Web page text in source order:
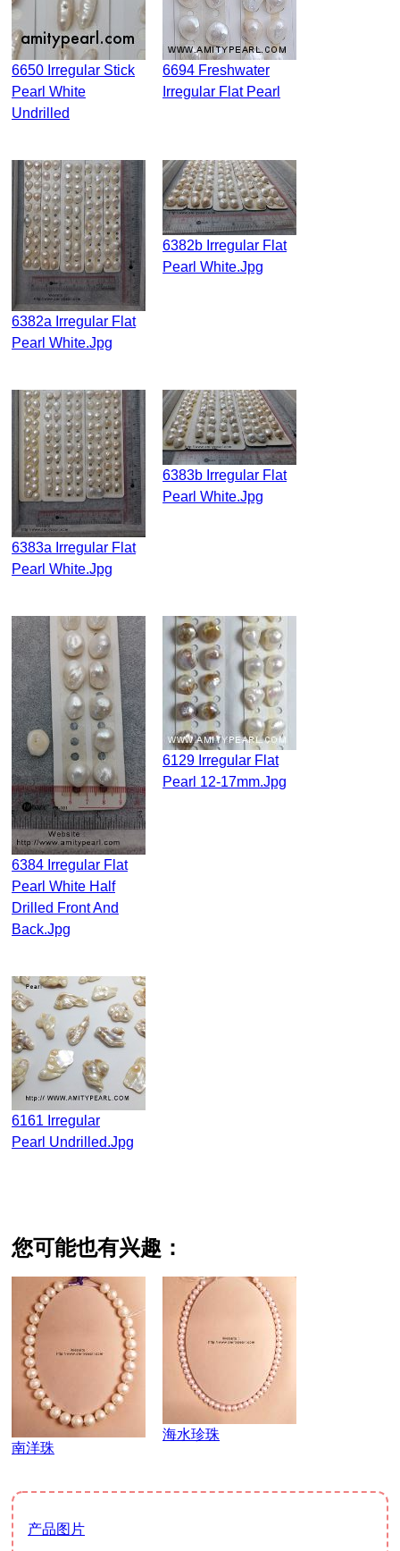
6650 Irregular Stick
Pearl White
Undrilled
6694 Freshwater
Irregular Flat Pearl
6382a Irregular Flat
Pearl White.jpg
6382b Irregular Flat
Pearl White.jpg
6383a Irregular Flat
Pearl White.jpg
6383b Irregular Flat
Pearl White.jpg
6384 Irregular Flat
Pearl White Half
Drilled Front And
Back.jpg
6129 Irregular Flat
Pearl 12-17mm.jpg
6161 Irregular
Pearl Undrilled.jpg
您可能也有兴趣：
南洋珠
海水珍珠
产品图片